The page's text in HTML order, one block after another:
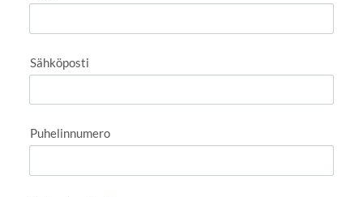
Sähköposti
Puhelinnumero